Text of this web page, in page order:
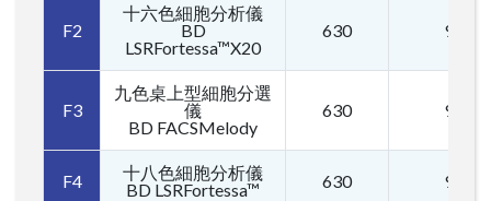
F2
十六色細胞分析儀
BD
LSRFortessa™X20
630 945
F3
九色桌上型細胞分選
儀
BD FACSMelody
630 945
F4
十八色細胞分析儀
BD LSRFortessa™
630 945